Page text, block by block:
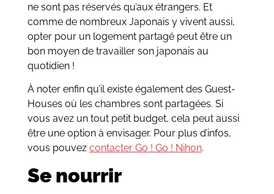
ne sont pas réservés qu’aux étrangers. Et
comme de nombreux Japonais y vivent aussi,
opter pour un logement partagé peut être un
bon moyen de travailler son japonais au
quotidien !
À noter enfin qu’il existe également des Guest-
Houses où les chambres sont partagées. Si
vous avez un tout petit budget, cela peut aussi
être une option à envisager. Pour plus d’infos,
vous pouvez contacter Go ! Go ! Nihon.
Se nourrir